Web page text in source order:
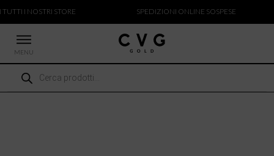
I NOSTRI STORE SPEDIZIONI ONLINE SOSPESE
MENU
Ricerca
prodotti
ARRIVI